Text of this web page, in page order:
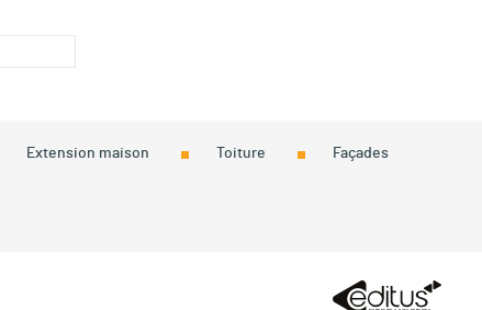
Extension maison Toiture Façades